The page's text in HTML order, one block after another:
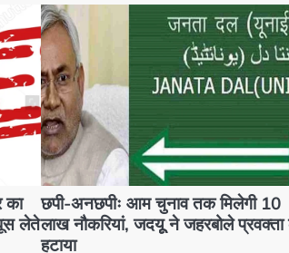
का
लेते
छपी-अनछपीः आम चुनाव तक मिलेगी 10
लाख नौकरियां, जदयूू ने जहरबोले प्रवक्ता
हटाया